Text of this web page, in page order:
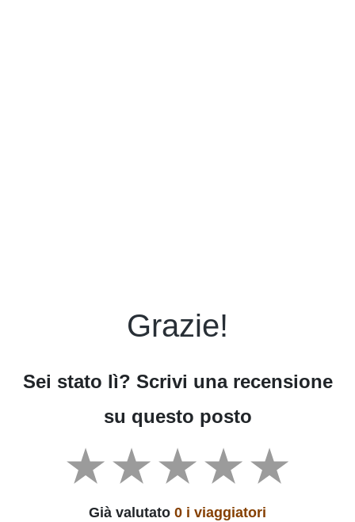
Grazie!
Sei stato lì? Scrivi una recensione
su questo posto
Già valutato 0 i viaggiatori